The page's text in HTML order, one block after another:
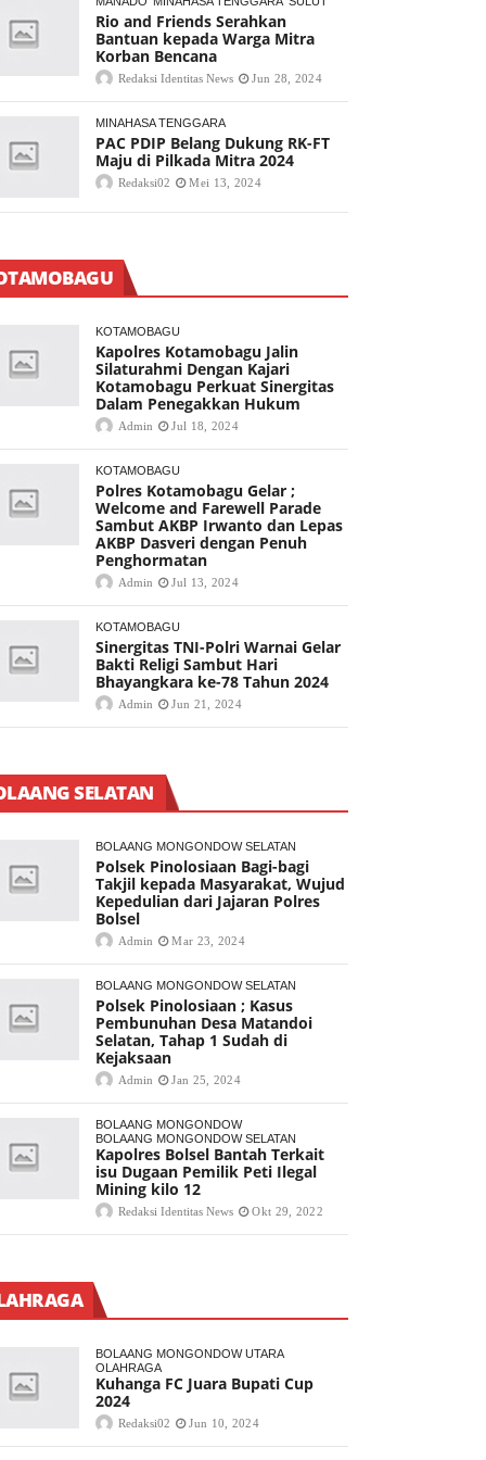
Rio and Friends Serahkan
Bantuan kepada Warga Mitra
Korban Bencana
Redaksi Identitas News Jun 28, 2024
MINAHASA TENGGARA
PAC PDIP Belang Dukung RK-FT
Maju di Pilkada Mitra 2024
Redaksi02 Mei 13, 2024
KOTAMOBAGU
Kapolres Kotamobagu Jalin
Silaturahmi Dengan Kajari
Kotamobagu Perkuat Sinergitas
Dalam Penegakkan Hukum
Admin Jul 18, 2024
KOTAMOBAGU
Polres Kotamobagu Gelar ;
Welcome and Farewell Parade
Sambut AKBP Irwanto dan Lepas
AKBP Dasveri dengan Penuh
Penghormatan
Admin Jul 13, 2024
KOTAMOBAGU
Sinergitas TNI-Polri Warnai Gelar
Bakti Religi Sambut Hari
Bhayangkara ke-78 Tahun 2024
Admin Jun 21, 2024
SELATAN
BOLAANG MONGONDOW SELATAN
Polsek Pinolosiaan Bagi-bagi
Takjil kepada Masyarakat, Wujud
Kepedulian dari Jajaran Polres
Bolsel
Admin Mar 23, 2024
BOLAANG MONGONDOW SELATAN
Polsek Pinolosiaan ; Kasus
Pembunuhan Desa Matandoi
Selatan, Tahap 1 Sudah di
Kejaksaan
Admin Jan 25, 2024
BOLAANG MONGONDOW
BOLAANG MONGONDOW SELATAN
Kapolres Bolsel Bantah Terkait
isu Dugaan Pemilik Peti Ilegal
Mining kilo 12
Redaksi Identitas News Okt 29, 2022
BOLAANG MONGONDOW UTARA
OLAHRAGA
Kuhanga FC Juara Bupati Cup
2024
Redaksi02 Jun 10, 2024